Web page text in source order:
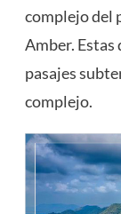
complejo del
Amber. Estas
pasajes
complejo.